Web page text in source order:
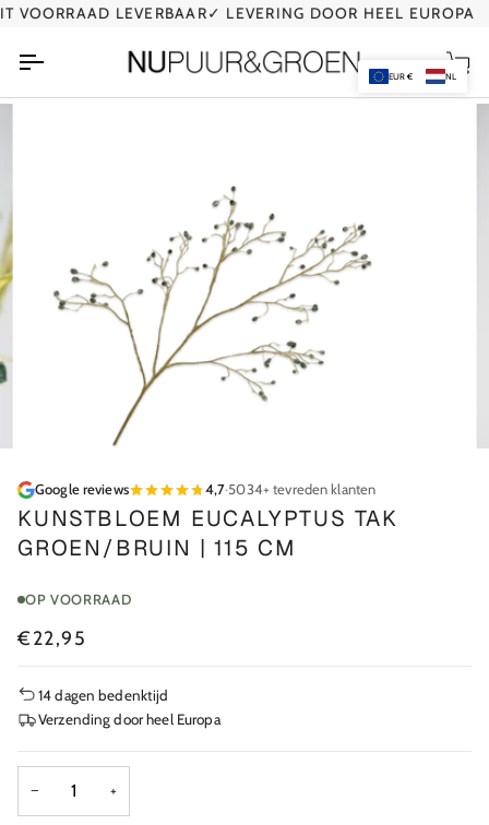
Ga
inhoud
LEVERBAAR✓ LEVERING DOOR HEEL EUROPA
Google reviews 4,7·5034+ tevreden klanten
KUNSTBLOEM EUCALYPTUS TAK
GROEN/BRUIN | 115 CM
OP VOORRAAD
€22,95
14 dagen bedenktijd
Verzending door heel Europa
− +
EUR € NL